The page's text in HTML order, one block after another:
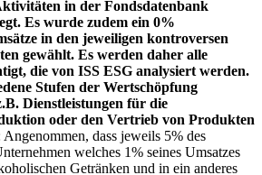
in der Fondsdatenbank
Es wurde zudem ein 0%
in den jeweiligen kontroversen
gewählt. Es werden daher alle
die von ISS ESG analysiert werden.
Stufen der Wertschöpfung
Dienstleistungen für die
oder den Vertrieb von Produkten
dass jeweils 5% des
welches 1% seines Umsatzes
Getränken und in ein anderes